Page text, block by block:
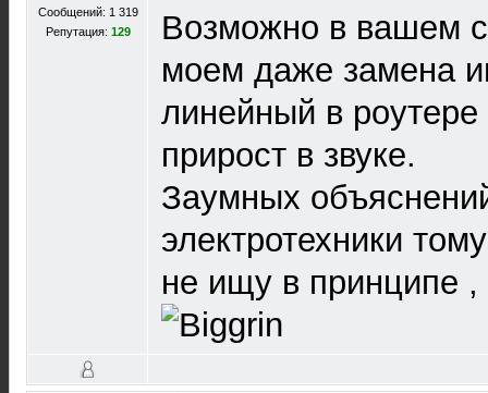
Сообщений: 1 319
Репутация: 129
Возможно в вашем
моем даже замена
линейный в
прирост в звуке.
Заумных
электротехники
не ищу в принципе ,